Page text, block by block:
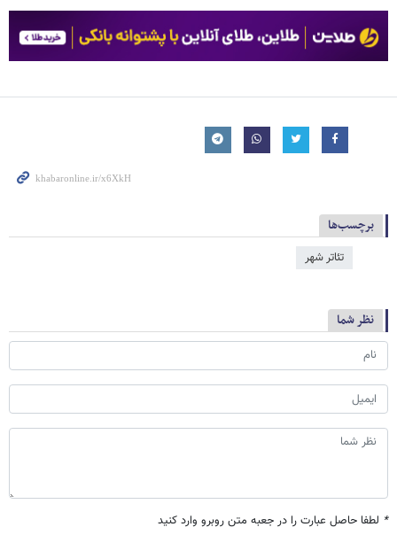
برچسب‌ها
تئاتر شهر
نظر شما
* لطفا حاصل عبارت را در جعبه متن روبرو وارد کنید